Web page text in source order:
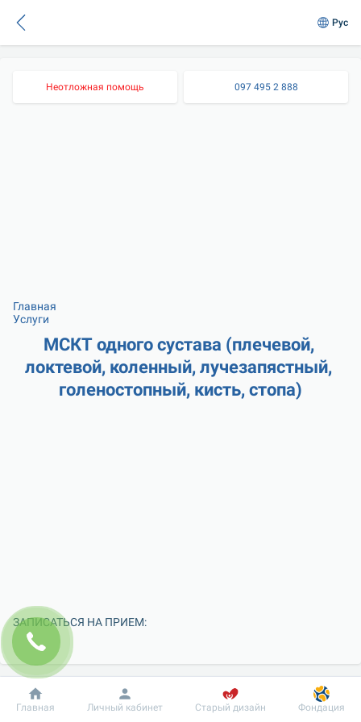
Рус
Неотложная помощь 097 495 2 888
Главная
Услуги
МСКТ одного сустава (плечевой,
локтевой, коленный, лучезапястный,
голеностопный, кисть, стопа)
ЗАПИСАТЬСЯ НА ПРИЕМ:
Добробут Информация Пациенту
Главная Личный кабинет Старый дизайн Фондация